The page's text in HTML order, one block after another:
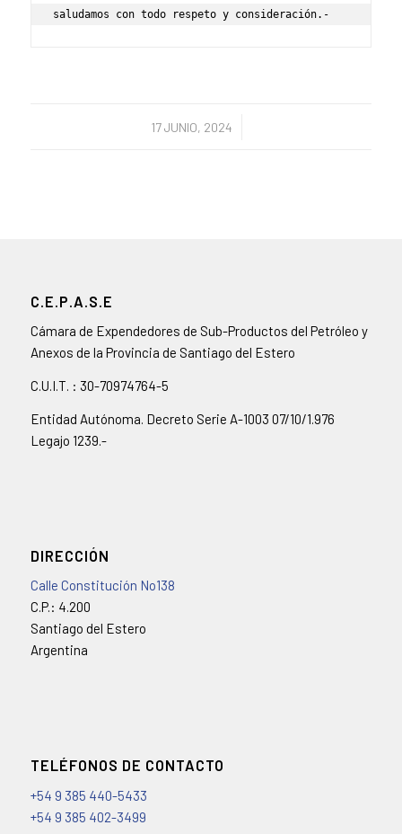
saludamos con todo respeto y consideración.-
17 JUNIO, 2024
/
C.E.P.A.S.E
Cámara de Expendedores de Sub-Productos del Petróleo y
Anexos de la Provincia de Santiago del Estero
C.U.I.T. : 30-70974764-5
Entidad Autónoma. Decreto Serie A-1003 07/10/1.976
Legajo 1239.-
DIRECCIÓN
Calle Constitución No138
C.P.: 4.200
Santiago del Estero
Argentina
TELÉFONOS DE CONTACTO
+54 9 385 440-5433
+54 9 385 402-3499